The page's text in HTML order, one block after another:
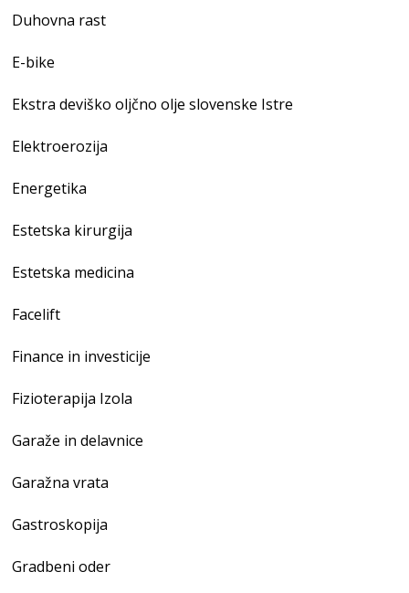
Duhovna rast
E-bike
Ekstra deviško oljčno olje slovenske Istre
Elektroerozija
Energetika
Estetska kirurgija
Estetska medicina
Facelift
Finance in investicije
Fizioterapija Izola
Garaže in delavnice
Garažna vrata
Gastroskopija
Gradbeni oder